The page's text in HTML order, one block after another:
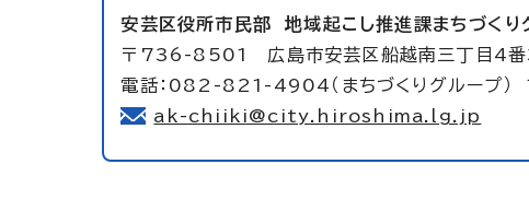
安芸区役所市民部地域起こし推進課まちづくり
〒736-8501 広島市安芸区船越南三丁目4
電話：082-821-4904（まちづくりグループ
ak-chiiki@city.hiroshima.lg.jp